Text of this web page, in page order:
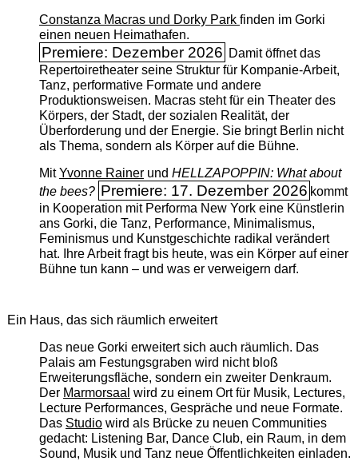
Constanza Macras und Dorky Park finden im Gorki
einen neuen Heimathafen.
Premiere: Dezember 2026 Damit öffnet das
Repertoiretheater seine Struktur für Kompanie-Arbeit,
Tanz, performative Formate und andere
Produktionsweisen. Macras steht für ein Theater des
Körpers, der Stadt, der sozialen Realität, der
Überforderung und der Energie. Sie bringt Berlin nicht
als Thema, sondern als Körper auf die Bühne.
MitYvonne Rainerund HELLZAPOPPIN: What about
the bees? Premiere: 17. Dezember 2026 kommt
in Kooperation mit Performa New York eine Künstlerin
ans Gorki, die Tanz, Performance, Minimalismus,
Feminismus und Kunstgeschichte radikal verändert
hat. Ihre Arbeit fragt bis heute, was ein Körper auf einer
Bühne tun kann – und was er verweigern darf.
Ein Haus, das sich räumlich erweitert
Das neue Gorki erweitert sich auch räumlich. Das
Palais am Festungsgraben wird nicht bloß
Erweiterungsfläche, sondern ein zweiter Denkraum.
Der Marmorsaal wird zu einem Ort für Musik, Lectures,
Lecture Performances, Gespräche und neue Formate.
Das Studiowird als Brücke zu neuen Communities
gedacht: Listening Bar, Dance Club, ein Raum, in dem
Sound, Musik und Tanz neue Öffentlichkeiten einladen.